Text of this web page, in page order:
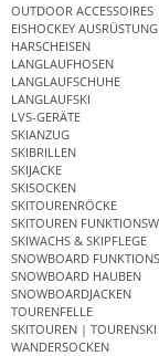
OUTDOOR ACCESSOIRES
EISHOCKEY AUSRÜSTUNG
HARSCHEISEN
LANGLAUFHOSEN
LANGLAUFSCHUHE
LANGLAUFSKI
LVS-GERÄTE
SKIANZUG
SKIBRILLEN
SKIJACKE
SKISOCKEN
SKITOURENRÖCKE
SKITOUREN
SKIWACHS & SKIPFLEGE
SNOWBOARD
SNOWBOARD HAUBEN
SNOWBOARDJACKEN
TOURENFELLE
SKITOUREN | TOURENSKI
WANDERSOCKEN